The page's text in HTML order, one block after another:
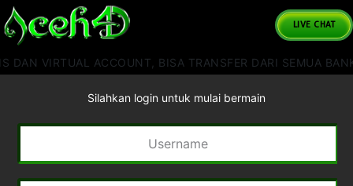
LIVE CHAT
DAN VIRTUAL ACCOUNT, BISA TRANSFER DARI SEMUA
Silahkan login untuk mulai bermain